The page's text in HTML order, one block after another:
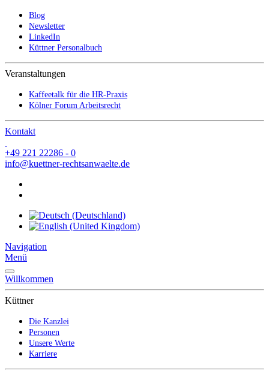
Blog
Newsletter
LinkedIn
Küttner Personalbuch
Veranstaltungen
Kaffeetalk für die HR-Praxis
Kölner Forum Arbeitsrecht
Kontakt
+49 221 22286 - 0
info@kuettner-rechtsanwaelte.de
Navigation
Menü
Willkommen
Küttner
Die Kanzlei
Personen
Unsere Werte
Karriere